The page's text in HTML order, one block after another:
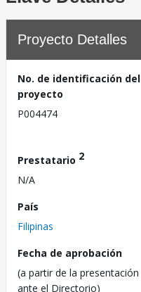
Proyecto Detalles
No. de identificación del
proyecto
P004474
Prestatario 2
N/A
País
Filipinas
Fecha de aprobación
(a partir de la presentación
ante el Directorio)